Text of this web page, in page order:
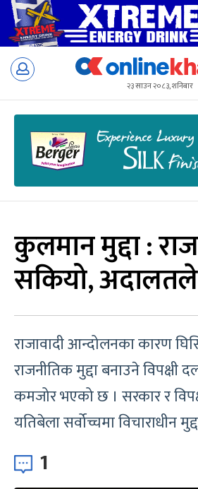
Skip
२३ साउन २०८३, शनिबार
कुलमान मुद्दा :
सकियो, अदालतले
राजावादी आन्दोलनका कारण
राजनीतिक मुद्दा बनाउने विपक्षी
कमजोर भएको छ । सरकार र
यतिबेला सर्वोच्चमा विचाराधीन
1